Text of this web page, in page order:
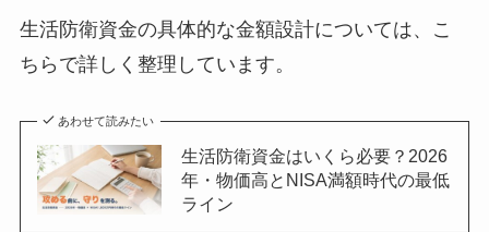
生活防衛資金の具体的な金額設計については、こ
ちらで詳しく整理しています。
あわせて読みたい
生活防衛資金はいくら必要？2026
年・物価高とNISA満額時代の最低
ライン